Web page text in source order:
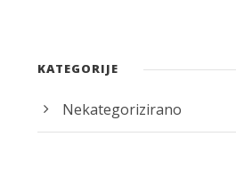
KATEGORIJE
Nekategorizirano